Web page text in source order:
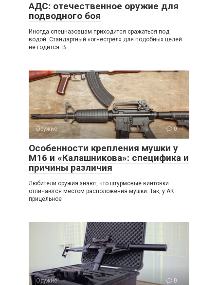
АДС: отечественное оружие для
подводного боя
Иногда спецназовцам приходится сражаться под
водой. Стандартный «огнестрел» для подобных целей
не годится. В
Оружие 0
Особенности крепления мушки у
М16 и «Калашникова»: специфика и
причины различия
Любители оружия знают, что штурмовые винтовки
отличаются местом расположения мушки. Так, у АК
прицельное
Оружие 0